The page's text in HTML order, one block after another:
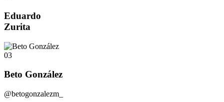
Eduardo
Zurita
03
Beto González
@betogonzalezm_